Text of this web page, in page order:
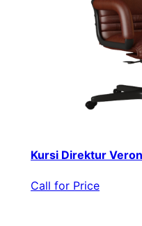
Kursi Direktur
Call for Price